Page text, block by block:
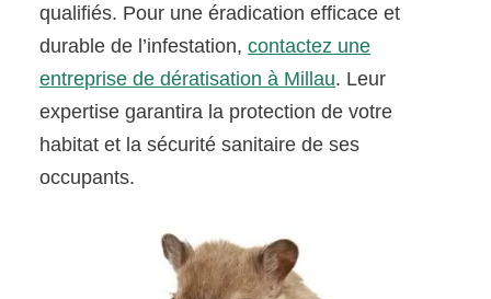
qualifiés. Pour une éradication efficace et
durable de l’infestation,contactez une
entreprise de dératisation à Millau. Leur
expertise garantira la protection de votre
habitat et la sécurité sanitaire de ses
occupants.